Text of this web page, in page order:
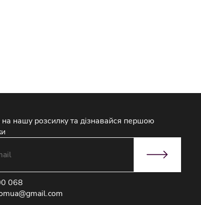
нашу розсилку та дізнавайся першою
068